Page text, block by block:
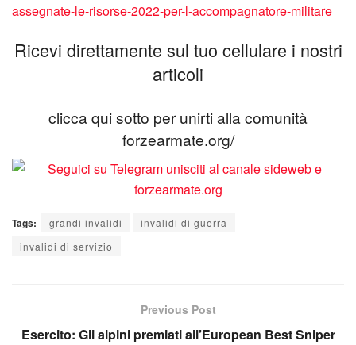
assegnate-le-risorse-2022-per-l-accompagnatore-militare
Ricevi direttamente sul tuo cellulare i nostri
articoli
clicca qui sotto per unirti alla comunità
forzearmate.org/
Tags: grandi invalidi
invalidi di guerra
invalidi di servizio
Previous Post
Esercito: Gli alpini premiati all’European Best Sniper